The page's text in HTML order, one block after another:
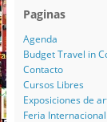
Paginas
Agenda
Budget Travel in
Contacto
Cursos Libres
Exposiciones de
Feria